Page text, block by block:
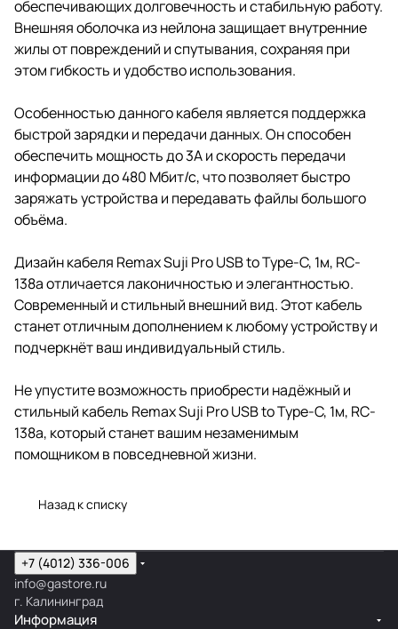
обеспечивающих долговечность и стабильную работу.
Внешняя оболочка из нейлона защищает внутренние
жилы от повреждений и спутывания, сохраняя при
этом гибкость и удобство использования.
Особенностью данного кабеля является поддержка
быстрой зарядки и передачи данных. Он способен
обеспечить мощность до 3А и скорость передачи
информации до 480 Мбит/с, что позволяет быстро
заряжать устройства и передавать файлы большого
объёма.
Дизайн кабеля Remax Suji Pro USB to Type-C, 1м, RC-
138a отличается лаконичностью и элегантностью.
Современный и стильный внешний вид. Этот кабель
станет отличным дополнением к любому устройству и
подчеркнёт ваш индивидуальный стиль.
Не упустите возможность приобрести надёжный и
стильный кабель Remax Suji Pro USB to Type-C, 1м, RC-
138a, который станет вашим незаменимым
помощником в повседневной жизни.
Назад к списку
+7 (4012) 336-006
info@gastore.ru
г. Калининград
Информация